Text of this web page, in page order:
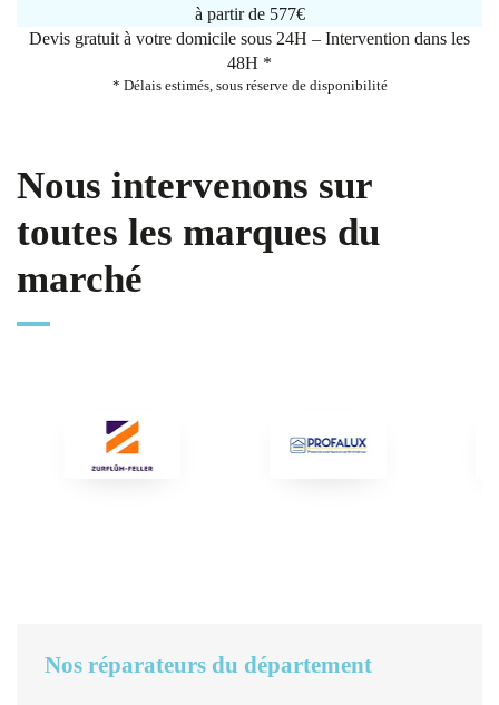
à partir de 577€
Devis gratuit à votre domicile sous 24H – Intervention dans les
48H *
* Délais estimés, sous réserve de disponibilité
Nous intervenons sur
toutes les marques du
marché
Nos réparateurs du département